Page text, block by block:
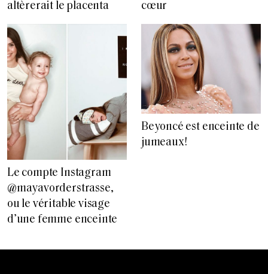
altèrerait le placenta
cœur
Le compte Instagram
@mayavorderstrasse,
ou le véritable visage
d’une femme enceinte
Beyoncé est enceinte de
jumeaux!